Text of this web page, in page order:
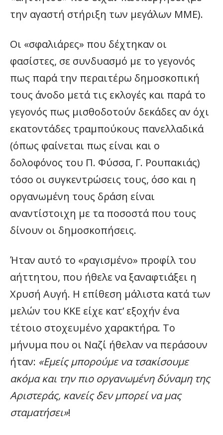
την αγαστή στήριξη των μεγάλων ΜΜΕ).
Οι «σφαλιάρες» που δέχτηκαν οι
φασίστες, σε συνδυασμό με το γεγονός
πως παρά την περαιτέρω δημοσκοπική
τους άνοδο μετά τις εκλογές και παρά το
γεγονός πως μισθοδοτούν δεκάδες αν όχι
εκατοντάδες τραμπούκους πανελλαδικά
(όπως φαίνεται πως είναι και ο
δολοφόνος του Π. Φύσσα, Γ. Ρουπακιάς)
τόσο οι συγκεντρώσεις τους, όσο και η
οργανωμένη τους δράση είναι
αναντίστοιχη με τα ποσοστά που τους
δίνουν οι δημοσκοπήσεις.
Ήταν αυτό το «ραγισμένο» προφίλ του
αήττητου, που ήθελε να ξαναφτιάξει η
Χρυσή Αυγή. Η επίθεση μάλιστα κατά των
μελών του ΚΚΕ είχε κατ’ εξοχήν ένα
τέτοιο στοχευμένο χαρακτήρα. Το
μήνυμα που οι Ναζί ήθελαν να περάσουν
ήταν: «Εμείς μπορούμε να τσακίσουμε
ακόμα και την πιο οργανωμένη δύναμη της
Αριστεράς, κανείς δεν μπορεί να μας
σταματήσει»!